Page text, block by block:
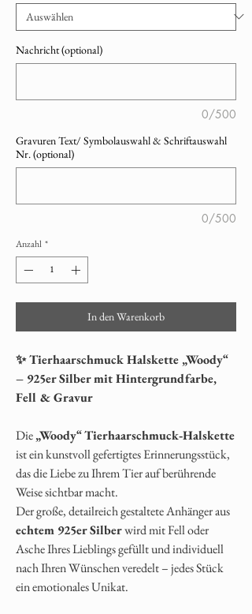
Nachricht (optional)
0/500
Gravuren Text/ Symbolauswahl & Schriftauswahl
Nr. (optional)
0/500
Anzahl *
In den Warenkorb
✨ Tierhaarschmuck Halskette „Woody“
– 925er Silber mit Hintergrundfarbe,
Fell & Gravur
Die„Woody“ Tierhaarschmuck‑Halskette
ist ein kunstvoll gefertigtes Erinnerungsstück,
das die Liebe zu Ihrem Tier auf berührende
Weise sichtbar macht.
Der große, detailreich gestaltete Anhänger aus
echtem 925er Silberwird mit Fell oder
Asche Ihres Lieblings gefüllt und individuell
nach Ihren Wünschen veredelt – jedes Stück
ein emotionales Unikat.